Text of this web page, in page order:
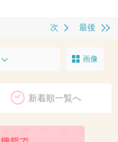
最後
次
画像
新着順一覧へ